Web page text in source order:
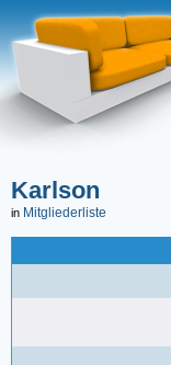
Karlson
in Mitgliederliste